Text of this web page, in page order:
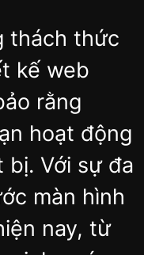
thách thức
kế web
rằng
hoạt động
Với sự đa
màn hình
nay, từ